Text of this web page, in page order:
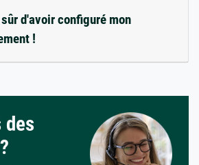
d'avoir configuré mon
!
des